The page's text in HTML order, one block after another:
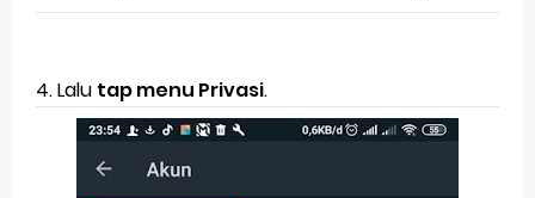
4. Lalu tap menu Privasi.